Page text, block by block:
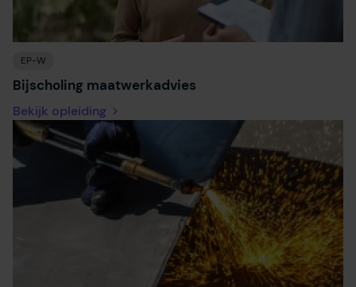
EP-W
Bijscholing maatwerkadvies
Bekijk opleiding